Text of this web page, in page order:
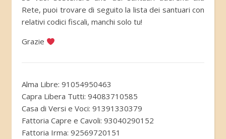
Rete, puoi trovare di seguito la lista dei santuari con
relativi codici fiscali, manchi solo tu!
Grazie
Alma Libre: 91054950463
Capra Libera Tutti: 94083710585
Casa di Versi e Voci: 91391330379
Fattoria Capre e Cavoli: 93040290152
Fattoria Irma: 92569720151